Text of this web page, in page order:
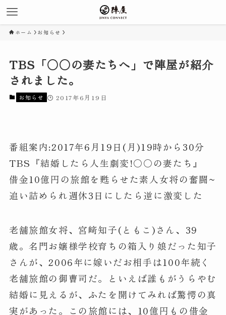
ホーム お知らせ
TBS「○○の妻たちへ」で陣屋が紹介
されました。
お知らせ 2017年6月19日
番組案内:2017年6月19日(月)19時から30分
TBS『結婚したら人生劇変!〇〇の妻たち』
借金10億円の旅館を甦らせた素人女将の奮闘~
追い詰められ週休3日にしたら逆に激変した
老舗旅館女将、宮﨑知子(ともこ)さん、39
歳。名門お嬢様学校育ちの箱入り娘だった知子
さんが、2006年に嫁いだお相手は100年続く
老舗旅館の御曹司だ。といえば誰もがうらやむ
結婚に見えるが、ふたを開けてみれば驚愕の真
実があった。この旅館には、10億円もの借金